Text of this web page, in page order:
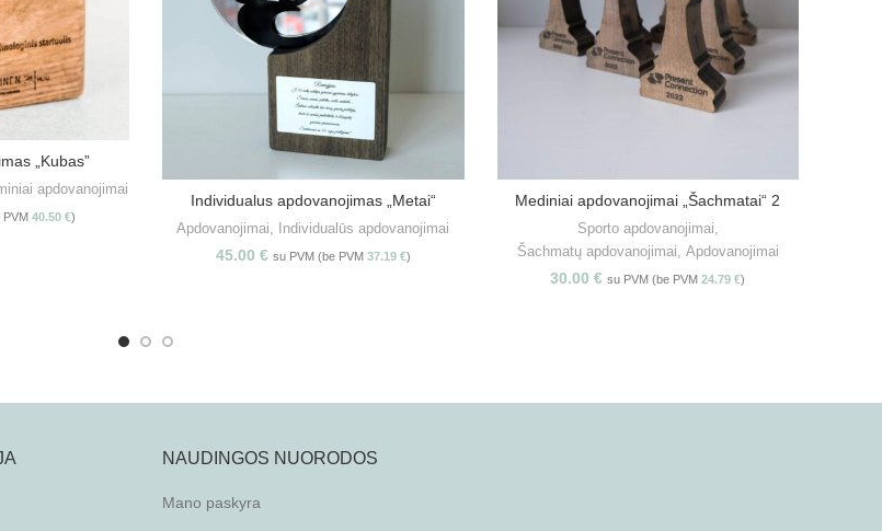
„Kubas”
apdovanojimai
PVM40.50€)
PASIRINKITE SAVYBES
Individualus apdovanojimas „Metai“
Apdovanojimai, Individualūs apdovanojimai
45.00 € su PVM (be PVM 37.19 €)
PASIRINKITE SAVYBES
Mediniai apdovanojimai „Šachmatai“ 2
Sporto apdovanojimai,
Šachmatų apdovanojimai, Apdovanojimai
30.00€ su PVM (be PVM24.79€)
NAUDINGOS NUORODOS
Mano paskyra